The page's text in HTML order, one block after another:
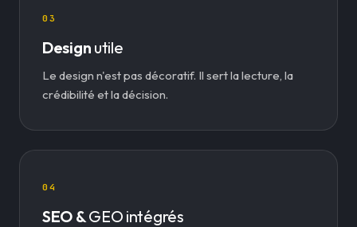
03
Design utile
Le design n'est pas décoratif. Il sert la lecture, la
crédibilité et la décision.
04
SEO &GEO intégrés